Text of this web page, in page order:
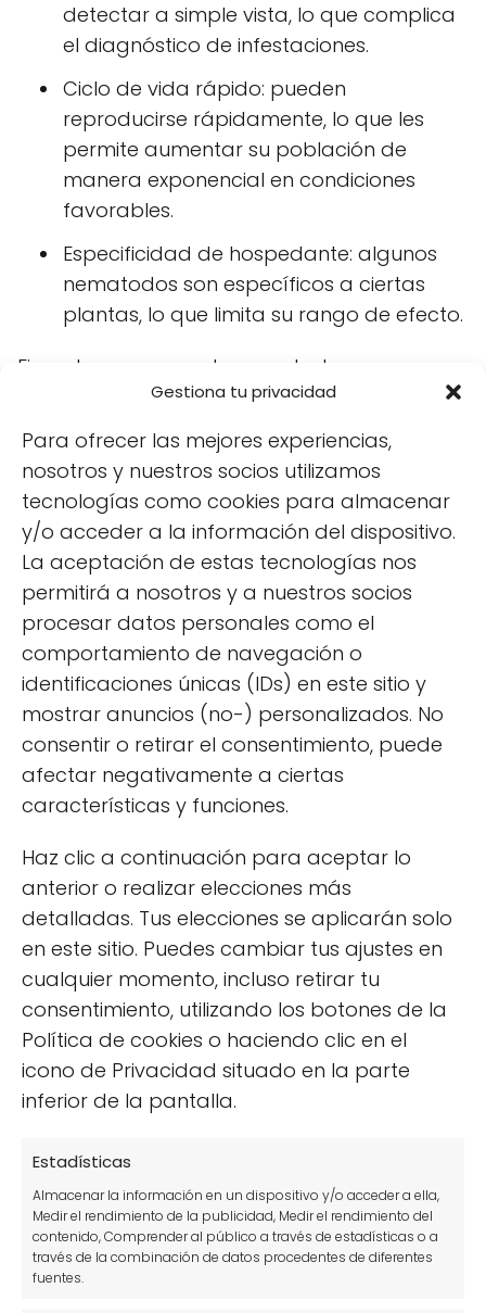
Gestiona tu privacidad
Para ofrecer las mejores experiencias,
nosotros y nuestros socios utilizamos
tecnologías como cookies para almacenar
y/o acceder a la información del dispositivo.
La aceptación de estas tecnologías nos
permitirá a nosotros y a nuestros socios
procesar datos personales como el
comportamiento de navegación o
identificaciones únicas (IDs) en este sitio y
mostrar anuncios (no-) personalizados. No
consentir o retirar el consentimiento, puede
afectar negativamente a ciertas
características y funciones.
Haz clic a continuación para aceptar lo
anterior o realizar elecciones más
detalladas. Tus elecciones se aplicarán solo
en este sitio. Puedes cambiar tus ajustes en
cualquier momento, incluso retirar tu
consentimiento, utilizando los botones de la
Política de cookies o haciendo clic en el
icono de Privacidad situado en la parte
inferior de la pantalla.
Estadísticas
Almacenar la información en un dispositivo y/o acceder a ella,
Medir el rendimiento de la publicidad, Medir el rendimiento del
contenido, Comprender al público a través de estadísticas o a
través de la combinación de datos procedentes de diferentes
fuentes.
detectar a simple vista, lo que complica
el diagnóstico de infestaciones.
Ciclo de vida rápido: pueden
reproducirse rápidamente, lo que les
permite aumentar su población de
manera exponencial en condiciones
favorables.
Especificidad de hospedante: algunos
nematodos son específicos a ciertas
plantas, lo que limita su rango de efecto.
Ejemplos comunes de nematodos
fitoparásitos incluyen:
Meloidogyne spp.: conocido como
nematodo de las agallas, causa
deformaciones en las raíces.
Heterodera glycines: asociado
principalmente al cultivo de soja,
causando pérdidas significativas.
Preguntas relacionadas
sobre el manejo de
nematodos en plantas
¿Cómo eliminar nematodos en las
plantas?
Eliminarnematodos en plantaspuede
lograrse mediante métodos biológicos,
químicos y culturales. Es fundamental aplicar
una combinación de estrategias para
obtener los mejores resultados. El uso de
nematodos entomopatógenos, rotación de
cultivos, y el uso de extractos vegetales son
efectivo de estos parásitos.
¿Qué insecticida mata a los
nematodos?